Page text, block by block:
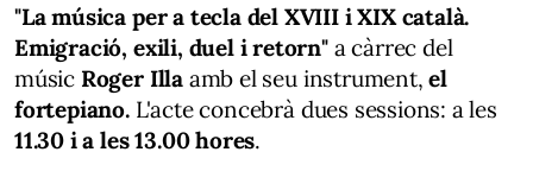
"La música per a tecla del XVIII i XIX català.
Emigració, exili, duel i retorn" a càrrec del
músic Roger Illa amb el seu instrument,el
fortepiano. L'acte concebrà dues sessions: a les
11.30 i a les 13.00 hores.